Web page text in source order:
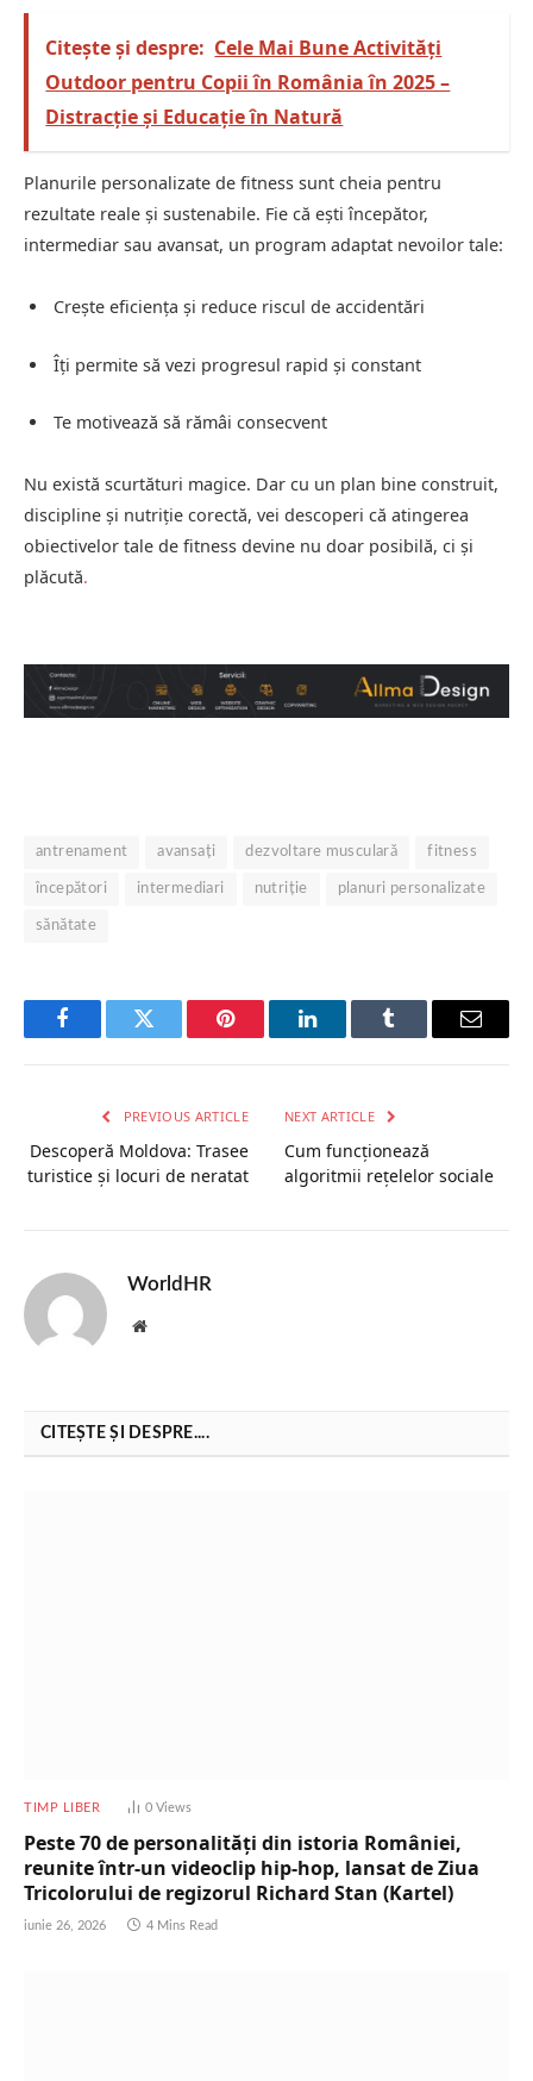
Citește și despre: Cele Mai Bune Activități
Outdoor pentru Copii în România în 2025 –
Distracție și Educație în Natură
Planurile personalizate de fitness sunt cheia pentru
rezultate reale și sustenabile. Fie că ești începător,
intermediar sau avansat, un program adaptat nevoilor tale:
Crește eficiența și reduce riscul de accidentări
Îți permite să vezi progresul rapid și constant
Te motivează să rămâi consecvent
Nu există scurtături magice. Dar cu un plan bine construit,
discipline și nutriție corectă, vei descoperi că atingerea
obiectivelor tale de fitness devine nu doar posibilă, ci și
plăcută.
antrenament avansați dezvoltare musculară fitness
începători intermediari nutriție planuri personalizate
sănătate
FacebookTwitter Pinterest LinkedInTumblr Email
PREVIOUS ARTICLE
Descoperă Moldova: Trasee
turistice și locuri de neratat
NEXT ARTICLE
Cum funcționează
algoritmii rețelelor sociale
WorldHR
Website
CITEȘTE ȘI DESPRE....
TIMP LIBER 0 Views
Peste 70 de personalități din istoria României,
reunite într-un videoclip hip-hop, lansat de Ziua
Tricolorului de regizorul Richard Stan (Kartel)
iunie 26, 2026 4 Mins Read